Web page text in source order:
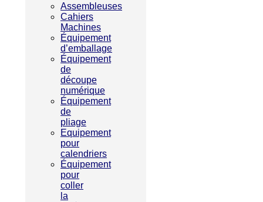
Assembleuses
Cahiers
Machines
Équipement
d’emballage
Équipement
de
découpe
numérique
Équipement
de
pliage
Equipement
pour
calendriers
Équipement
pour
coller
la